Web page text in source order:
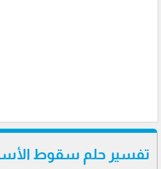
تفسير حلم سقوط